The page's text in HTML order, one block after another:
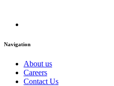
Navigation
About us
Careers
Contact Us